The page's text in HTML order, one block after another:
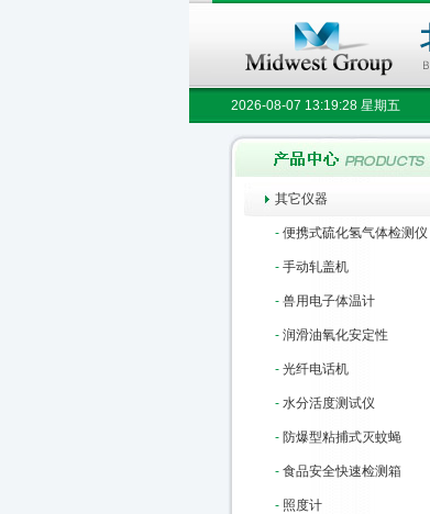
2026-08-07 13:19:29 星期五
其它仪器
- 便携式硫化氢气体检测仪
- 手动轧盖机
- 兽用电子体温计
- 润滑油氧化安定性
- 光纤电话机
- 水分活度测试仪
- 防爆型粘捕式灭蚊蝇
- 食品安全快速检测箱
- 照度计